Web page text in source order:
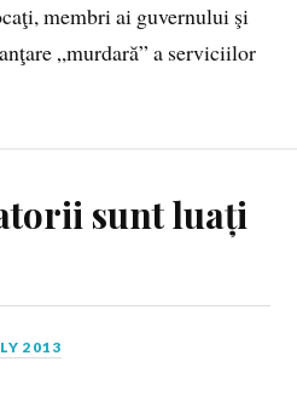
membri ai guvernului şi
„murdară” a serviciilor
sunt luați
2013